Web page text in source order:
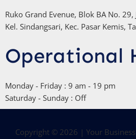
Ruko Grand Evenue, Blok BA No. 29,
Kel. Sindangsari, Kec. Pasar Kemis,
Operational
Monday - Friday : 9 am - 19 pm
Saturday - Sunday : Off
Copyright © 2026 | Your